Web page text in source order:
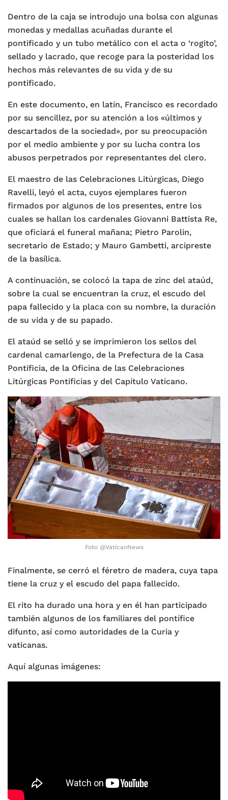
Dentro de la caja se introdujo una bolsa con algunas
monedas y medallas acuñadas durante el
pontificado y un tubo metálico con el acta o ‘rogito’,
sellado y lacrado, que recoge para la posteridad los
hechos más relevantes de su vida y de su
pontificado.
En este documento, en latín, Francisco es recordado
por su sencillez, por su atención a los «últimos y
descartados de la sociedad», por su preocupación
por el medio ambiente y por su lucha contra los
abusos perpetrados por representantes del clero.
El maestro de las Celebraciones Litúrgicas, Diego
Ravelli, leyó el acta, cuyos ejemplares fueron
firmados por algunos de los presentes, entre los
cuales se hallan los cardenales Giovanni Battista Re,
que oficiará el funeral mañana; Pietro Parolin,
secretario de Estado; y Mauro Gambetti, arcipreste
de la basílica.
A continuación, se colocó la tapa de zinc del ataúd,
sobre la cual se encuentran la cruz, el escudo del
papa fallecido y la placa con su nombre, la duración
de su vida y de su papado.
El ataúd se selló y se imprimieron los sellos del
cardenal camarlengo, de la Prefectura de la Casa
Pontificia, de la Oficina de las Celebraciones
Litúrgicas Pontificias y del Capítulo Vaticano.
Foto @VaticanNews
Finalmente, se cerró el féretro de madera, cuya tapa
tiene la cruz y el escudo del papa fallecido.
El rito ha durado una hora y en él han participado
también algunos de los familiares del pontífice
difunto, así como autoridades de la Curia y
vaticanas.
Aquí algunas imágenes: